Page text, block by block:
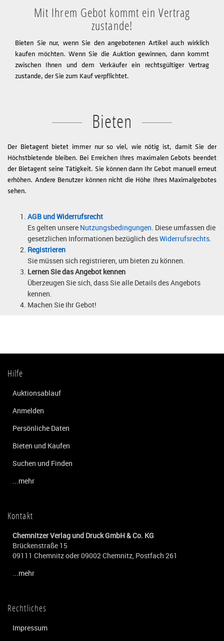
Mit Ihrem Gebot kommt ein Vertrag
zustande!
Bieten Sie nur, wenn Sie den angebotenen Artikel auch wirklich
kaufen möchten. Wenn Sie die Auktion gewinnen, dann kommt
zwischen Ihnen und dem Verkäufer ein rechtsgültiger Vertrag
zustande, der Sie zum Kauf verpflichtet.
Bieten
Der Bietagent bietet immer nur so viel, wie nötig ist, damit Sie der
Höchstbietende bleiben. Bei Erreichen Ihres maximalen Gebots beendet
der Bietagent seine Tätigkeit. Sie können dann Ihr Gebot manuell erneut
erhöhen. Andere Benutzer können nicht die Höhe Ihres Maximalgebotes
sehen.
AGB und Widerrufsrecht
Es gelten unsere Nutzungsbedingungen. Diese umfassen die
gesetzlichen Informationen bezüglich desWiderrufsrechts.
Registrieren
Sie müssen sich registrieren, um bieten zu können.
Lernen Sie das Angebot kennen
Überzeugen Sie sich, dass Sie alle Details des Angebots
kennen.
Machen Sie Ihr Gebot!
Hilfe
Auktionsablauf
Anmelden
Persönliche Daten
Bieten und Kaufen
Suchen und Finden
...mehr
Kontakt
Chemnitzer Verlag und Druck GmbH & Co. KG
Brückenstraße 15
09111 Chemnitz oder 09002 Chemnitz, Postfach 261
...mehr
Rechtliches
Impressum